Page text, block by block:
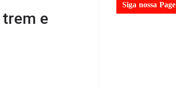
e
Siga nossa Page